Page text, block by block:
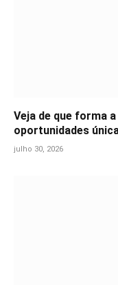
Veja de que forma
oportunidades
julho 30, 2026